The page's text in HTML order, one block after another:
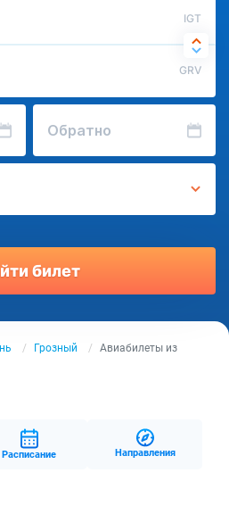
IGT
GRV
Обратно
билет
Грозный
Авиабилеты из
Расписание Направления